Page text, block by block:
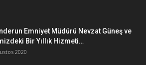
Emniyet Müdürü Nevzat Güneş ve
Bir Yıllık Hizmeti…
2020